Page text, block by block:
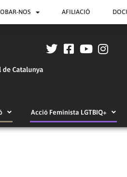
NOS AFILIACIÓ
Acció Feminista LGTBIQ+